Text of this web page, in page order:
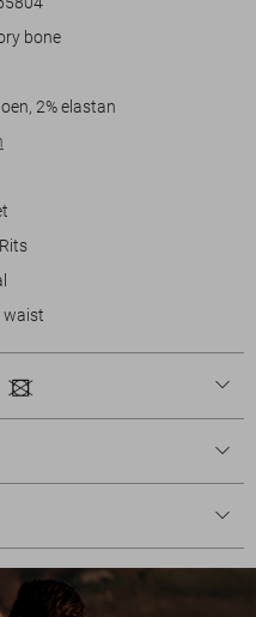
broek aan je collectie toe
bone
2% elastan
waist